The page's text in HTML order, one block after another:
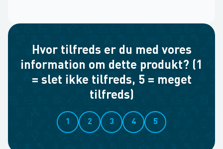
Hvor tilfreds er du med vores
information om dette produkt? (1
= slet ikke tilfreds, 5 = meget
tilfreds)
1 2 3 4 5